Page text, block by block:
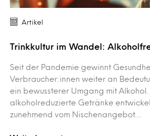
Artikel
Trinkkultur im Wandel:
Seit der Pandemie gewinnt
Verbraucher:innen weiter an
ein bewussterer Umgang mit Alkohol.
alkoholreduzierte Getränke
zunehmend vom Nischenangebot…